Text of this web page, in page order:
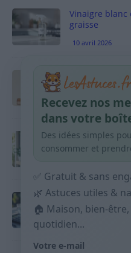
Vinaigre blanc
graisse
10 avril 2026
Taches
habitudes qui
9 avril 2026
Produits
courses sans
Budget
répartir son
9 avril 2026
Recevez nos
dans votre
Des idées simples
consommer et
✅ Gratuit & sans
🌿 Astuces utiles &
🏠 Maison, bien-
quotidien...
Votre e-mail